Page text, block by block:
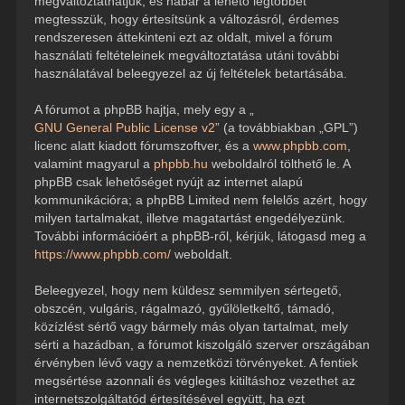
megtesszük, hogy értesítsünk a változásról, érdemes
rendszeresen áttekinteni ezt az oldalt, mivel a fórum
használati feltételeinek megváltoztatása utáni további
használatával beleegyezel az új feltételek betartásába.
A fórumot a phpBB hajtja, mely egy a „
GNU General Public License v2” (a továbbiakban „GPL”)
licenc alatt kiadott fórumszoftver, és a www.phpbb.com
valamint magyarul a phpbb.hu weboldalról tölthető le. A
phpBB csak lehetőséget nyújt az internet alapú
kommunikációra; a phpBB Limited nem felelős azért, hogy
milyen tartalmakat, illetve magatartást engedélyezünk.
További információért a phpBB-ről, kérjük, látogasd meg a
https://www.phpbb.com/weboldalt.
Beleegyezel, hogy nem küldesz semmilyen sértegető,
obszcén, vulgáris, rágalmazó, gyűlöletkeltő, támadó,
közízlést sértő vagy bármely más olyan tartalmat, mely
sérti a hazádban, a fórumot kiszolgáló szerver országában
érvényben lévő vagy a nemzetközi törvényeket. A fentiek
megsértése azonnali és végleges kitiltáshoz vezethet az
internetszolgáltatód értesítésével együtt, ha ezt